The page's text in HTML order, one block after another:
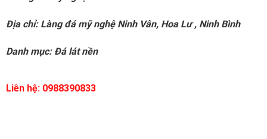
Địa chỉ: Làng đá mỹ nghệ Ninh Vân, Hoa Lư , Ninh Bình
Danh mục: Đá lát nền
Liên hệ: 0988390833